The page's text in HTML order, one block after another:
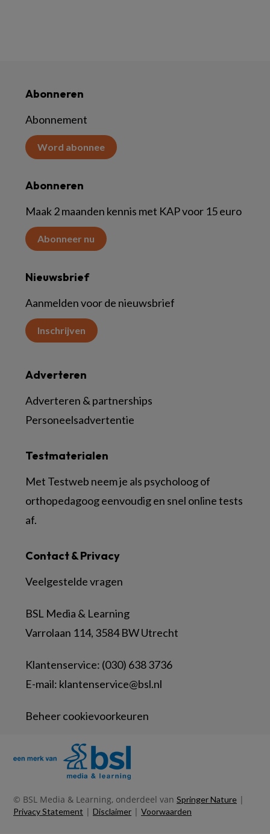
Abonneren
Abonnement
Word abonnee
Abonneren
Maak 2 maanden kennis met KAP voor 15 euro
Abonneer nu
Nieuwsbrief
Aanmelden voor de nieuwsbrief
Inschrijven
Contact & Privacy
Veelgestelde vragen
BSL Media & Learning
Varrolaan 114, 3584 BW Utrecht
Klantenservice: (030) 638 3736
E-mail: klantenservice@bsl.nl
Beheer cookievoorkeuren
Testmaterialen
Met Testweb neem je als psycholoog of
orthopedagoog eenvoudig en snel online tests
af.
Adverteren
Adverteren & partnerships
Personeelsadvertentie
© BSL Media & Learning, onderdeel van Springer Nature |
Privacy Statement | Disclaimer | Voorwaarden